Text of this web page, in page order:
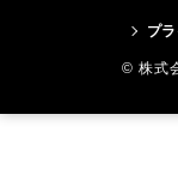
プ
© 株式